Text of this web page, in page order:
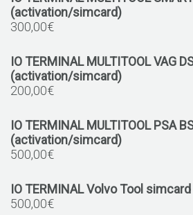
(activation/simcard)
300,00€
IO TERMINAL MULTITOOL VAG
(activation/simcard)
200,00€
IO TERMINAL MULTITOOL PSA
(activation/simcard)
500,00€
IO TERMINAL Volvo Tool simcard
500,00€